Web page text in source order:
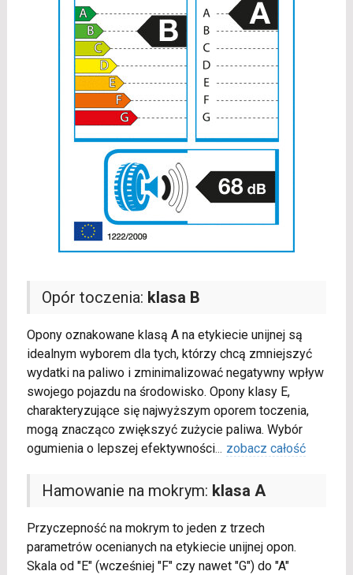
Opór toczenia: klasa B
Opony oznakowane klasą A na etykiecie unijnej są
idealnym wyborem dla tych, którzy chcą zmniejszyć
wydatki na paliwo i zminimalizować negatywny wpływ
swojego pojazdu na środowisko. Opony klasy E,
charakteryzujące się najwyższym oporem toczenia,
mogą znacząco zwiększyć zużycie paliwa. Wybór
ogumienia o lepszej efektywności... zobacz całość
Hamowanie na mokrym: klasa A
Przyczepność na mokrym to jeden z trzech
parametrów ocenianych na etykiecie unijnej opon.
Skala od "E" (wcześniej "F" czy nawet "G") do "A"